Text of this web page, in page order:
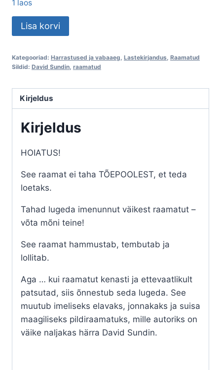
1 laos
David
Sundin
mis
ei
tahtnud,
teda
kogus
Lisa korvi
Kategooriad: Harrastused ja vabaaeg, Lastekirjandus, Raamatud
Sildid: David Sundin, raamatud
Kirjeldus
Kirjeldus
HOIATUS!
See raamat ei taha TÕEPOOLEST, et teda
loetaks.
Tahad lugeda imenunnut väikest raamatut –
võta mõni teine!
See raamat hammustab, tembutab ja
lollitab.
Aga … kui raamatut kenasti ja ettevaatlikult
patsutad, siis õnnestub seda lugeda. See
muutub imeliseks elavaks, jonnakaks ja suisa
maagiliseks pildiraamatuks, mille autoriks on
väike naljakas härra David Sundin.